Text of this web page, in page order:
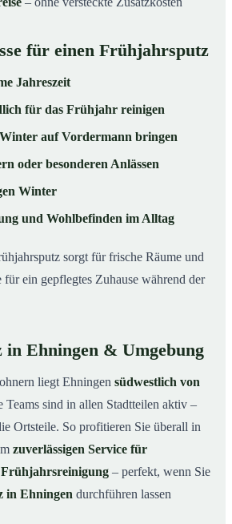
für einen Frühjahrsputz
Jahreszeit
für das Frühjahr reinigen
auf Vordermann bringen
oder besonderen Anlässen
Winter
und Wohlbefinden im Alltag
sorgt für frische Räume und
ein gepflegtes Zuhause während der
Ehningen & Umgebung
liegt Ehningen südwestlich von
Teams sind in allen Stadtteilen aktiv –
Ortsteile. So profitieren Sie überall in
zuverlässigen Service für
– perfekt, wenn Sie
in Ehningen durchführen lassen